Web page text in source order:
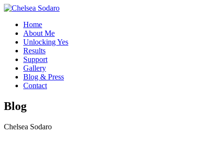
Home
About Me
Unlocking Yes
Results
Support
Gallery
Blog & Press
Contact
Blog
Chelsea Sodaro